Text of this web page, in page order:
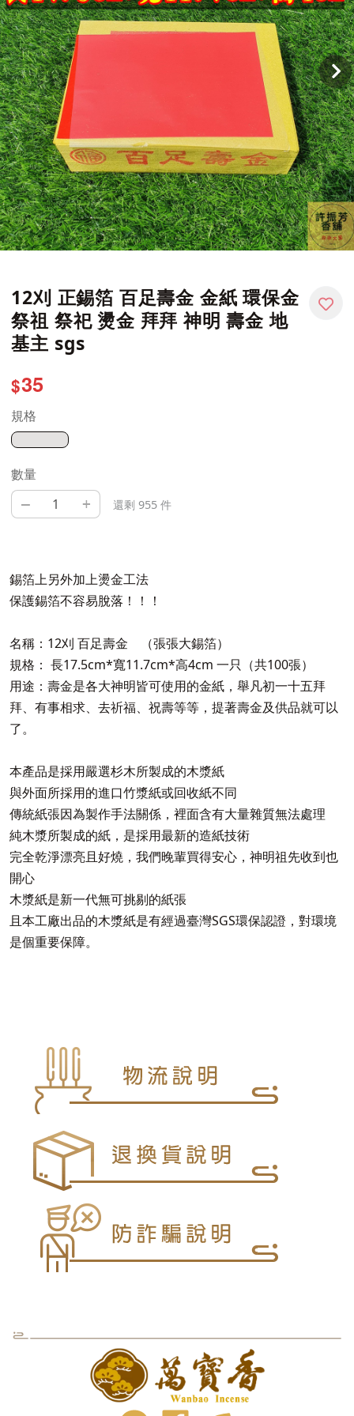
12刈 正錫箔 百足壽金 金紙 環保金
祭祖 祭祀 燙金 拜拜 神明 壽金 地
基主 sgs
$35
規格
數量
– + 還剩 955 件
錫箔上另外加上燙金工法
保護錫箔不容易脫落！！！
名稱：12刈 百足壽金 （張張大錫箔）
規格： 長17.5cm*寬11.7cm*高4cm 一只（共100張）
用途：壽金是各大神明皆可使用的金紙，舉凡初一十五拜
拜、有事相求、去祈福、祝壽等等，提著壽金及供品就可以
了。
本產品是採用嚴選杉木所製成的木漿紙
與外面所採用的進口竹漿紙或回收紙不同
傳統紙張因為製作手法關係，裡面含有大量雜質無法處理
純木漿所製成的紙，是採用最新的造紙技術
完全乾淨漂亮且好燒，我們晚輩買得安心，神明祖先收到也
開心
木漿紙是新一代無可挑剔的紙張
且本工廠出品的木漿紙是有經過臺灣SGS環保認證，對環境
是個重要保障。